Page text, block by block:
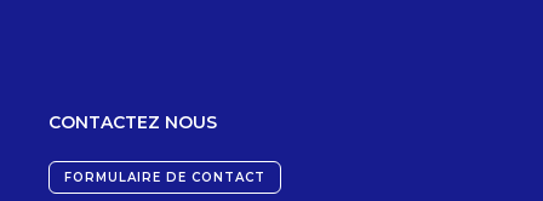
CONTACTEZ NOUS
FORMULAIRE DE CONTACT